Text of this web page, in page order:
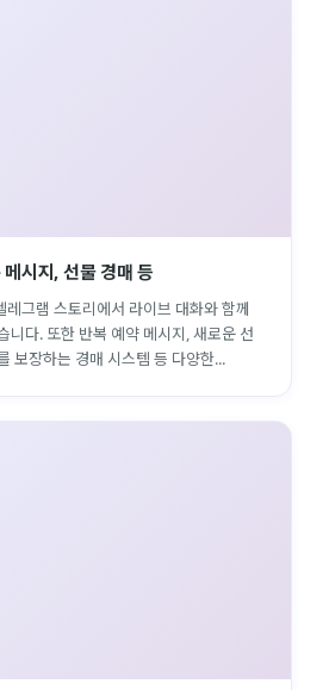
시지, 선물 경매 등
레그램 스토리에서 라이브 대화와 함께
니다. 또한 반복 예약 메시지, 새로운 선
보장하는 경매 시스템 등 다양한...